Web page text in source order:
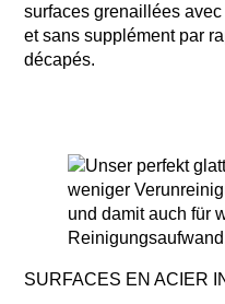
surfaces grenaillées
et sans supplément par
décapés.
SURFACES EN ACIER